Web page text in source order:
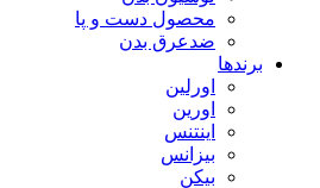
محصول دست و پا
ضدعرق بدن
برندها
اورلین
اورین
اینتنس
بیزانس
بیکن